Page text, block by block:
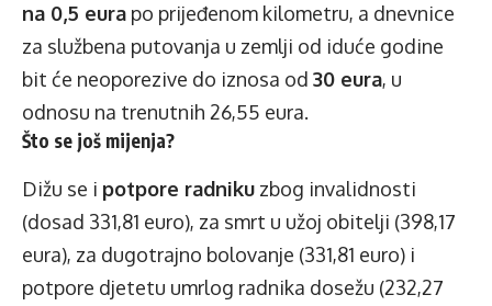
na 0,5 eura po prijeđenom kilometru, a dnevnice
za službena putovanja u zemlji od iduće godine
bit će neoporezive do iznosa od 30 eura, u
odnosu na trenutnih 26,55 eura.
Što se još mijenja?
Dižu se i potpore radniku zbog invalidnosti
(dosad 331,81 euro), za smrt u užoj obitelji (398,17
eura), za dugotrajno bolovanje (331,81 euro) i
potpore djetetu umrlog radnika dosežu (232,27